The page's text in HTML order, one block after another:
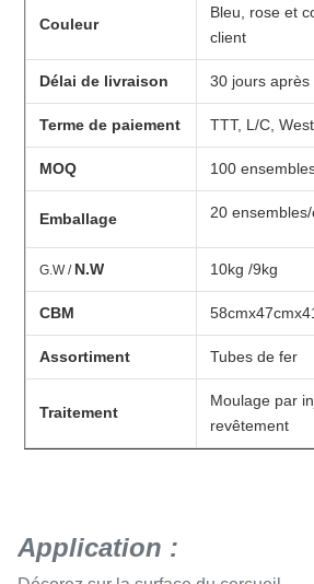
Couleur
Bleu, rose et
client
Délai de livraison 30 jours
Terme de paiement TTT, L/C,
MOQ 100
Emballage 20 ensembles/
G.W / N.W 10kg /9kg
CBM
Assortiment Tubes de fer
Traitement
Moulage par
revêtement
Application :